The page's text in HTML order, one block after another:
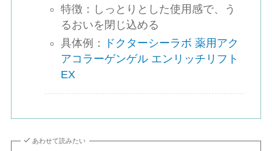
特徴：しっとりとした使用感で、う
るおいを閉じ込める
具体例：
ドクターシーラボ 薬用アク
アコラーゲンゲル エンリッチリフト
EX
あわせて読みたい